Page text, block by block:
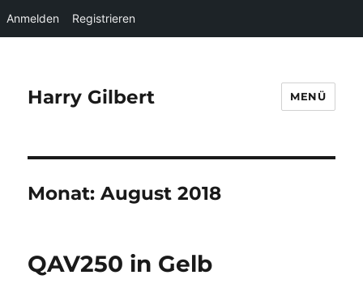
Anmelden Registrieren
Harry Gilbert MENÜ
Monat:August 2018
QAV250 in Gelb